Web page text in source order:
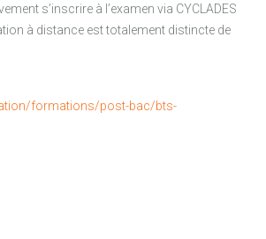
s’inscrire à l’examen via CYCLADES
à distance est totalement distincte de
formations/post-bac/bts-